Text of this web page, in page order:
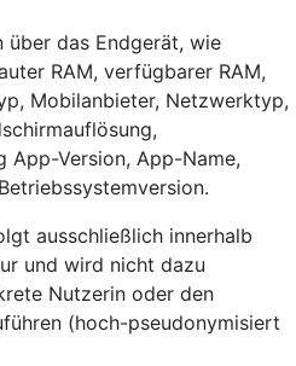
das Endgerät, wie
RAM, verfügbarer RAM,
Mobilanbieter, Netzwerktyp,
App-Version, App-Name,
ausschließlich innerhalb
und wird nicht dazu
Nutzerin oder den
(hoch-pseudonymisiert